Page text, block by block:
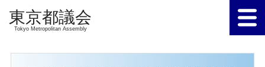
Tokyo Metropolitan Assembly